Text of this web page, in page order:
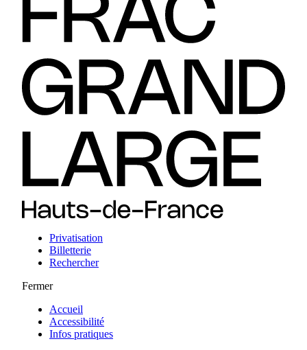
Privatisation
Billetterie
Rechercher
Fermer
Accueil
Accessibilité
Infos pratiques